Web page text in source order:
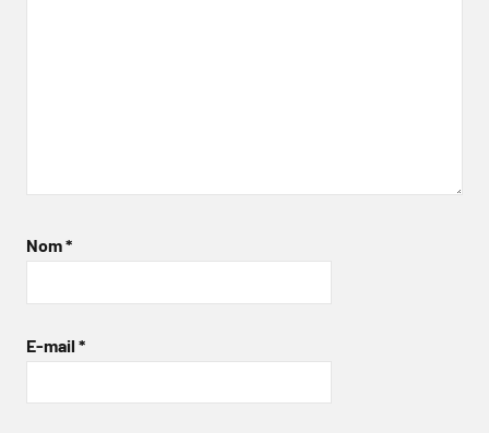
Nom*
E-mail *